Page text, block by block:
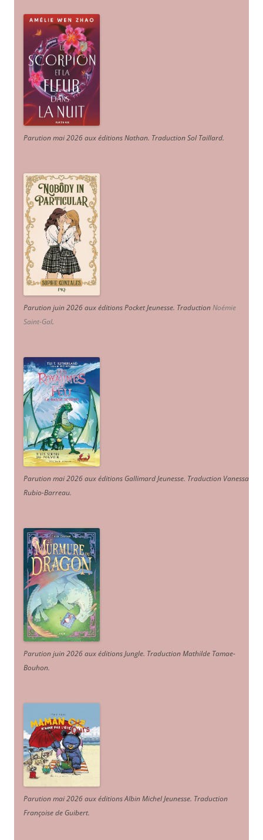
Parution mai 2026 aux éditions Nathan. Traduction Sol Taillard.
Parution juin 2026 aux éditions Pocket Jeunesse. TraductionNoémie
Saint-Gal.
Parution mai 2026 aux éditions Gallimard Jeunesse. Traduction Vanessa
Rubio-Barreau.
Parution juin 2026 aux éditions Jungle. Traduction Mathilde Tamae-
Bouhon.
Parution mai 2026 aux éditions Albin Michel Jeunesse. Traduction
Françoise de Guibert.